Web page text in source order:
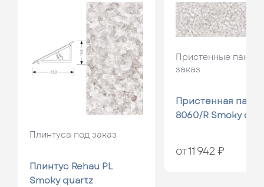
Плинтуса под заказ
Плинтус Rehau PL
Smoky quartz
Пристенные
заказ
Пристенная
8060/R Smoky
от 11 942 ₽